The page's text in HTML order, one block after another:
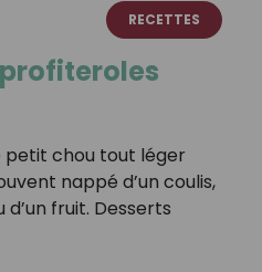
RECETTES
petit chou tout léger
nappé d’un coulis,
fruit. Desserts